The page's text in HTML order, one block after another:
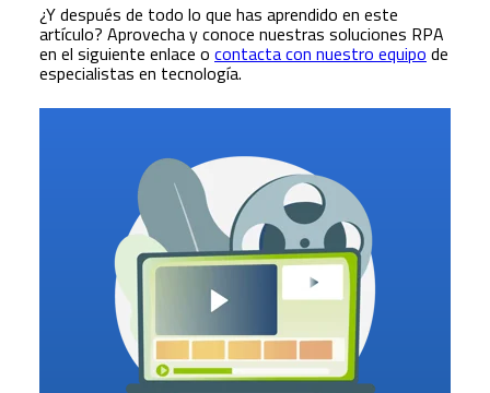
¿Y después de todo lo que has aprendido en este
artículo? Aprovecha y conoce nuestras soluciones RPA
en el siguiente enlace o contacta con nuestro equipo de
especialistas en tecnología.